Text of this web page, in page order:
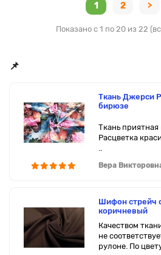
1 2 >
Показано с 1 по 20 из 22
📌
Ткань Джерси
бирюзе
Ткань приятная
Расцветка
..
Шифон стрейч
коричневый
Качеством
не
рулоне. По